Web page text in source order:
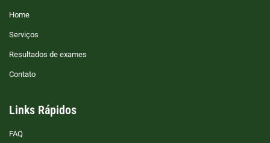
Home
Serviços
Resultados de exames
Contato
Links Rápidos
FAQ